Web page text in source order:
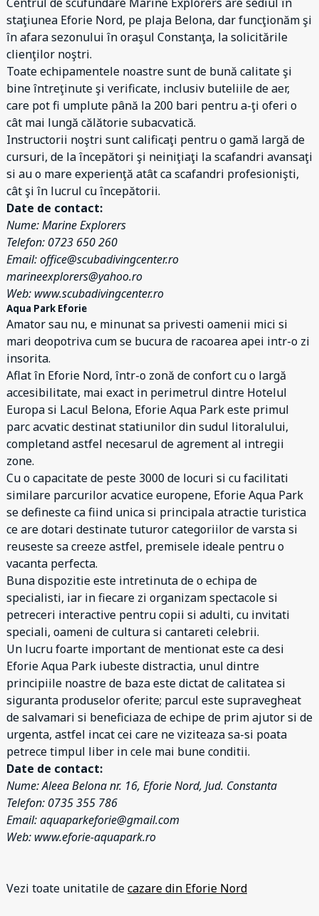
staţiunea Eforie Nord, pe plaja Belona, dar funcţionăm şi
în afara sezonului în oraşul Constanţa, la solicitările
clienţilor noştri.
Toate echipamentele noastre sunt de bună calitate şi
bine întreţinute şi verificate, inclusiv buteliile de aer,
care pot fi umplute până la 200 bari pentru a-ţi oferi o
cât mai lungă călătorie subacvatică.
Instructorii noştri sunt calificaţi pentru o gamă largă de
cursuri, de la începători şi neiniţiaţi la scafandri avansaţi
si au o mare experienţă atât ca scafandri profesionişti,
cât şi în lucrul cu începătorii.
Date de contact:
Nume: Marine Explorers
Telefon: 0723 650 260
Email: office@scubadivingcenter.ro
marineexplorers@yahoo.ro
Web: www.scubadivingcenter.ro
Aqua Park Eforie
Amator sau nu, e minunat sa privesti oamenii mici si
mari deopotriva cum se bucura de racoarea apei intr-o zi
insorita.
Aflat în Eforie Nord, într-o zonă de confort cu o largă
accesibilitate, mai exact in perimetrul dintre Hotelul
Europa si Lacul Belona, Eforie Aqua Park este primul
parc acvatic destinat statiunilor din sudul litoralului,
completand astfel necesarul de agrement al intregii
zone.
Cu o capacitate de peste 3000 de locuri si cu facilitati
similare parcurilor acvatice europene, Eforie Aqua Park
se defineste ca fiind unica si principala atractie turistica
ce are dotari destinate tuturor categoriilor de varsta si
reuseste sa creeze astfel, premisele ideale pentru o
vacanta perfecta.
Buna dispozitie este intretinuta de o echipa de
specialisti, iar in fiecare zi organizam spectacole si
petreceri interactive pentru copii si adulti, cu invitati
speciali, oameni de cultura si cantareti celebrii.
Un lucru foarte important de mentionat este ca desi
Eforie Aqua Park iubeste distractia, unul dintre
principiile noastre de baza este dictat de calitatea si
siguranta produselor oferite; parcul este supravegheat
de salvamari si beneficiaza de echipe de prim ajutor si de
urgenta, astfel incat cei care ne viziteaza sa-si poata
petrece timpul liber in cele mai bune conditii.
Date de contact:
Nume: Aleea Belona nr. 16, Eforie Nord, Jud. Constanta
Telefon: 0735 355 786
Email: aquaparkeforie@gmail.com
Web: www.eforie-aquapark.ro
Vezi toate unitatile decazare din Eforie Nord